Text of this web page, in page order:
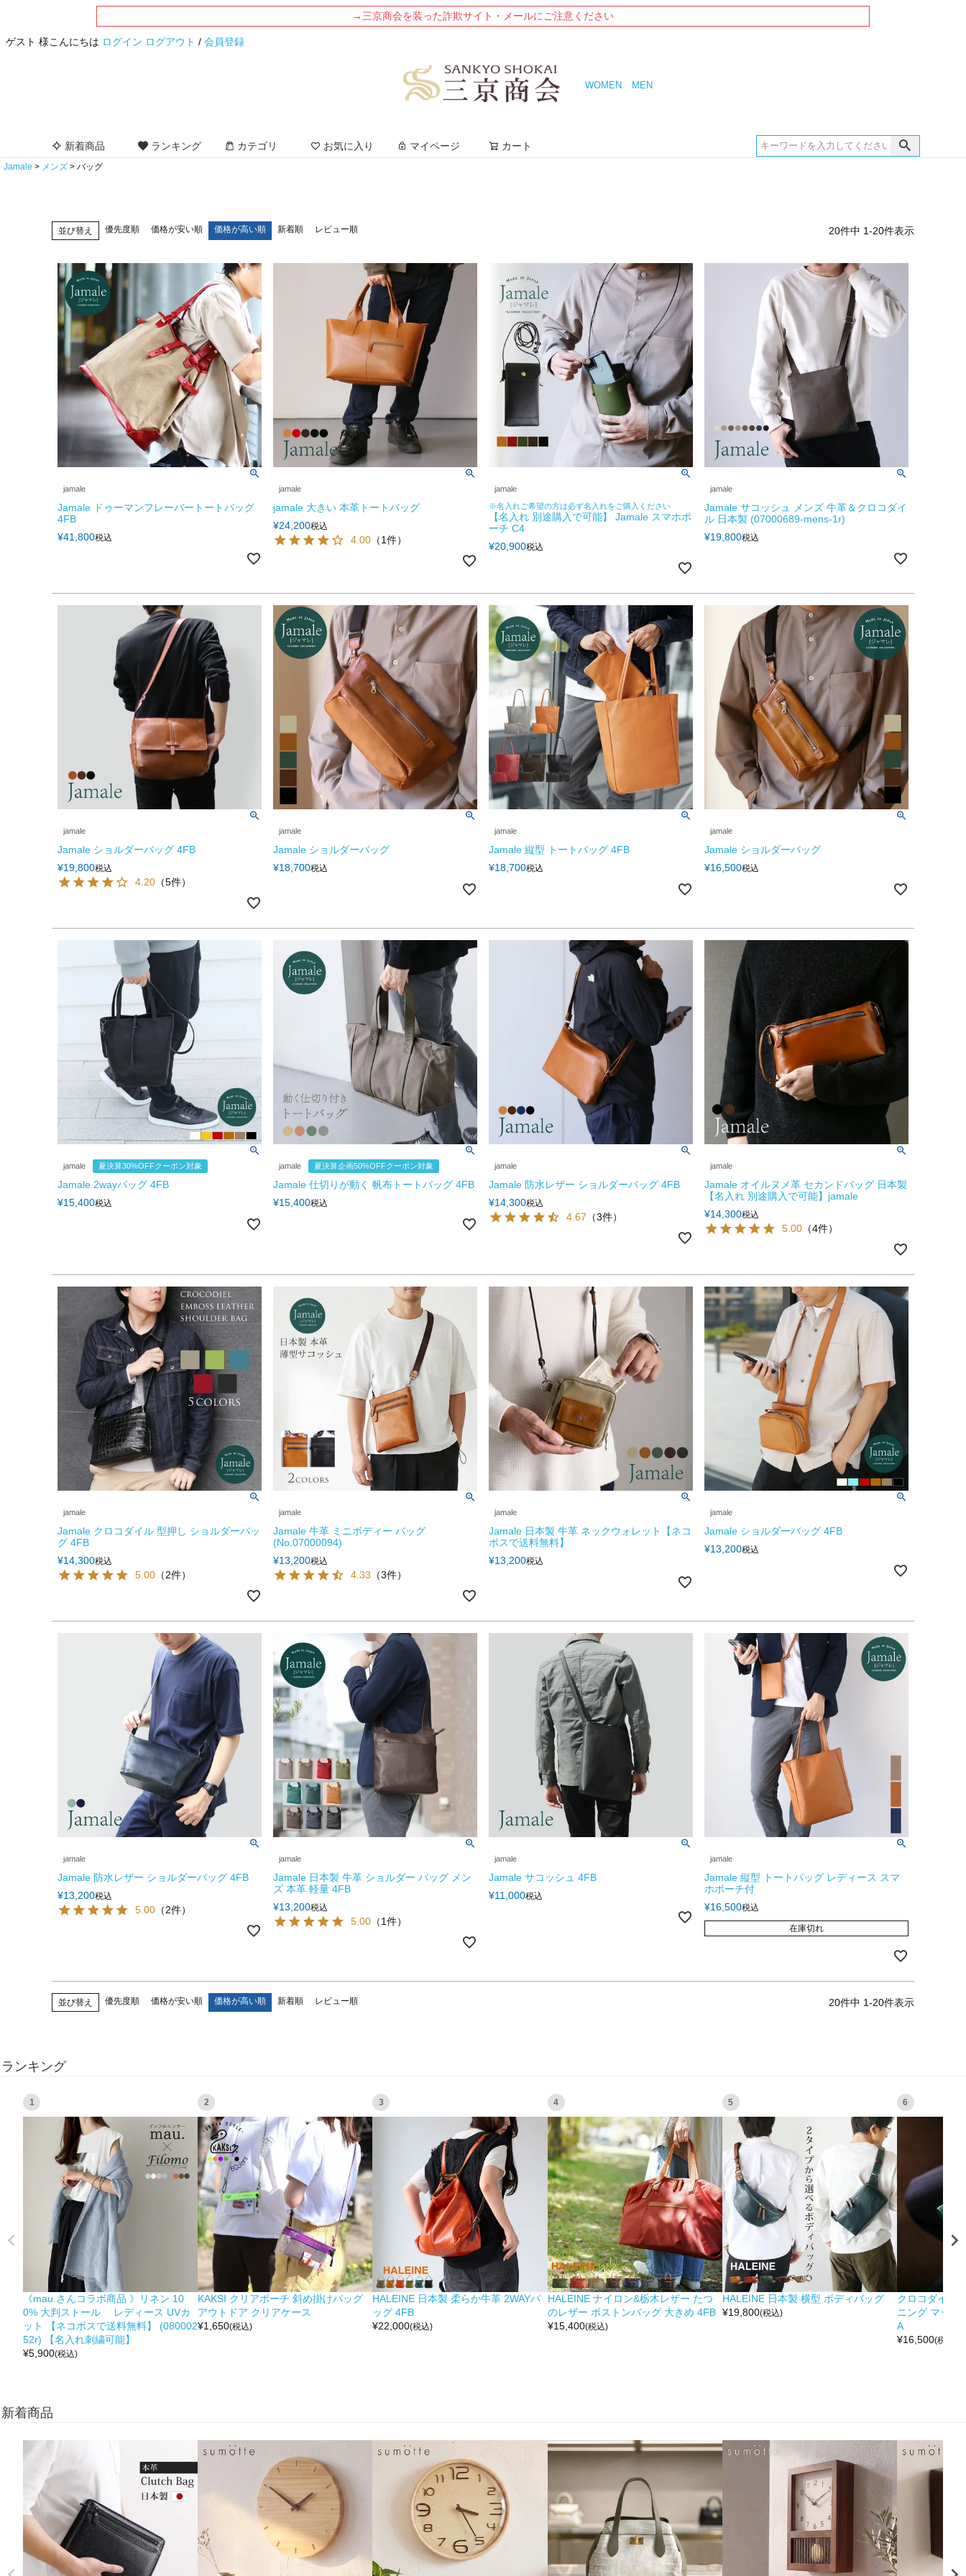
→三京商会を装った詐欺サイト・メールにご注意ください
ゲスト 様こんにちは ログイン ログアウト / 会員登録
WOMEN MEN
新着商品 ランキング カテゴリ お気に入り マイページ カート
Jamale メンズ バッグ
並び替え 優先度順 価格が安い順 価格が高い順 新着順 レビュー順 20件中 1-20件表示
jamale
Jamale ドゥーマンフレーバートートバッグ
4FB
¥41,800税込
jamale
jamale 大きい 本革トートバッグ
¥24,200税込
4.00 （1件）
jamale
※名入れご希望の方は必ず名入れをご購入ください
【名入れ 別途購入で可能】 Jamale スマホポ
ーチ C4
¥20,900税込
jamale
Jamale サコッシュ メンズ 牛革＆クロコダイ
ル 日本製 (07000689-mens-1r)
¥19,800税込
jamale
Jamale ショルダーバッグ 4FB
¥19,800税込
4.20 （5件）
jamale
Jamale ショルダーバッグ
¥18,700税込
jamale
Jamale 縦型 トートバッグ 4FB
¥18,700税込
jamale
Jamale ショルダーバッグ
¥16,500税込
jamale 夏決算30%OFFクーポン対象
Jamale 2wayバッグ 4FB
¥15,400税込
jamale 夏決算企画50%OFFクーポン対象
Jamale 仕切りが動く 帆布トートバッグ 4FB
¥15,400税込
jamale
Jamale 防水レザー ショルダーバッグ 4FB
¥14,300税込
4.67 （3件）
jamale
Jamale オイルヌメ革 セカンドバッグ 日本製
【名入れ 別途購入で可能】jamale
¥14,300税込
5.00 （4件）
jamale
Jamale クロコダイル 型押し ショルダーバッ
グ 4FB
¥14,300税込
5.00 （2件）
jamale
Jamale 牛革 ミニボディー バッグ
(No.07000094)
¥13,200税込
4.33 （3件）
jamale
Jamale 日本製 牛革 ネックウォレット【ネコ
ポスで送料無料】
¥13,200税込
jamale
Jamale ショルダーバッグ 4FB
¥13,200税込
jamale
Jamale 防水レザー ショルダーバッグ 4FB
¥13,200税込
5.00 （2件）
jamale
Jamale 日本製 牛革 ショルダー バッグ メン
ズ 本革 軽量 4FB
¥13,200税込
5.00 （1件）
jamale
Jamale サコッシュ 4FB
¥11,000税込
jamale
Jamale 縦型 トートバッグ レディース スマ
ホポーチ付
¥16,500税込
在庫切れ
並び替え 優先度順 価格が安い順 価格が高い順 新着順 レビュー順 20件中 1-20件表示
ランキング
1
《mau.さんコラボ商品 》リネン 10
0% 大判ストール レディース UVカ
ット 【ネコポスで送料無料】 (080002
52r) 【名入れ刺繍可能】
¥5,900(税込)
2
KAKSI クリアポーチ 斜め掛けバッグ
アウトドア クリアケース
¥1,650(税込)
3
HALEINE 日本製 柔らか牛革 2WAYバ
ッグ 4FB
¥22,000(税込)
4
HALEINE ナイロン&栃木レザー たつ
のレザー ボストンバッグ 大きめ 4FB
¥15,400(税込)
5
HALEINE 日本製 横型 ボディバッグ
¥19,800(税込)
6
クロコダイル
ニング マット
A
¥16,500(税込)
新着商品